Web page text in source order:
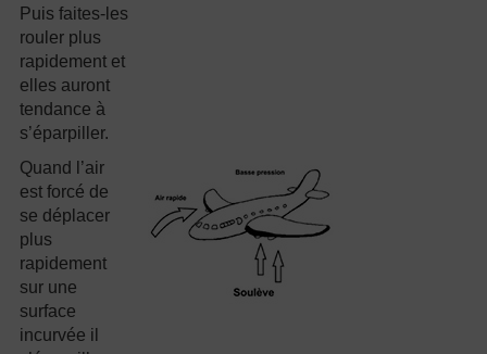
Puis faites-les
rouler plus
rapidement et
elles auront
tendance à
s’éparpiller.
Quand l’air
est forcé de
se déplacer
plus
rapidement
sur une
surface
incurvée il